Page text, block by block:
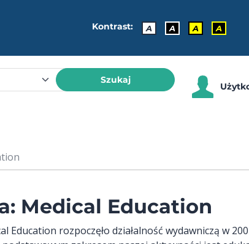
Kontrast: A A A A
Szukaj
Medical Education
Education rozpoczęło działalność wydawniczą w